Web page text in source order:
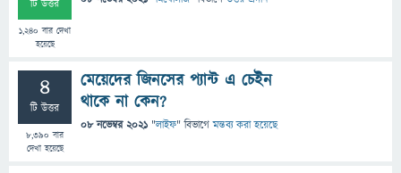
টি উত্তর
1,240 বার দেখা
হয়েছে
4
টি উত্তর
8,390 বার
দেখা হয়েছে
মেয়েদের জিনসের প্যান্ট এ চেইন
থাকে না কেন?
08 নভেম্বর 2021 "লাইফ" বিভাগে মন্তব্য করা হয়েছে